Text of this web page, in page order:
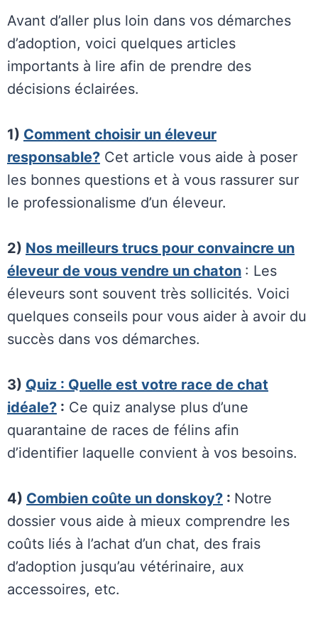
Avant d’aller plus loin dans vos démarches
d’adoption, voici quelques articles
importants à lire afin de prendre des
décisions éclairées.
1) Comment choisir un éleveur
responsable? Cet article vous aide à poser
les bonnes questions et à vous rassurer sur
le professionalisme d’un éleveur.
2) Nos meilleurs trucs pour convaincre un
éleveur de vous vendre un chaton : Les
éleveurs sont souvent très sollicités. Voici
quelques conseils pour vous aider à avoir du
succès dans vos démarches.
3) Quiz : Quelle est votre race de chat
idéale? : Ce quiz analyse plus d’une
quarantaine de races de félins afin
d’identifier laquelle convient à vos besoins.
4) Combien coûte un donskoy? : Notre
dossier vous aide à mieux comprendre les
coûts liés à l’achat d’un chat, des frais
d’adoption jusqu’au vétérinaire, aux
accessoires, etc.